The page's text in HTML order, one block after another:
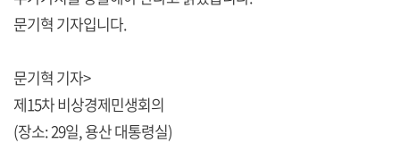
문기혁 기자입니다.
문기혁 기자>
제15차 비상경제민생회의
(장소: 29일, 용산 대통령실)